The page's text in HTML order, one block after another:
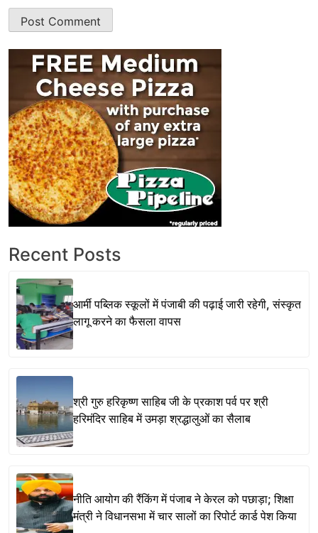
Recent Posts
आर्मी पब्लिक स्कूलों में पंजाबी की पढ़ाई जारी रहेगी, संस्कृत
लागू करने का फैसला वापस
श्री गुरु हरिकृष्ण साहिब जी के प्रकाश पर्व पर श्री
हरिमंदिर साहिब में उमड़ा श्रद्धालुओं का सैलाब
नीति आयोग की रैंकिंग में पंजाब ने केरल को पछाड़ा; शिक्षा
मंत्री ने विधानसभा में चार सालों का रिपोर्ट कार्ड पेश किया